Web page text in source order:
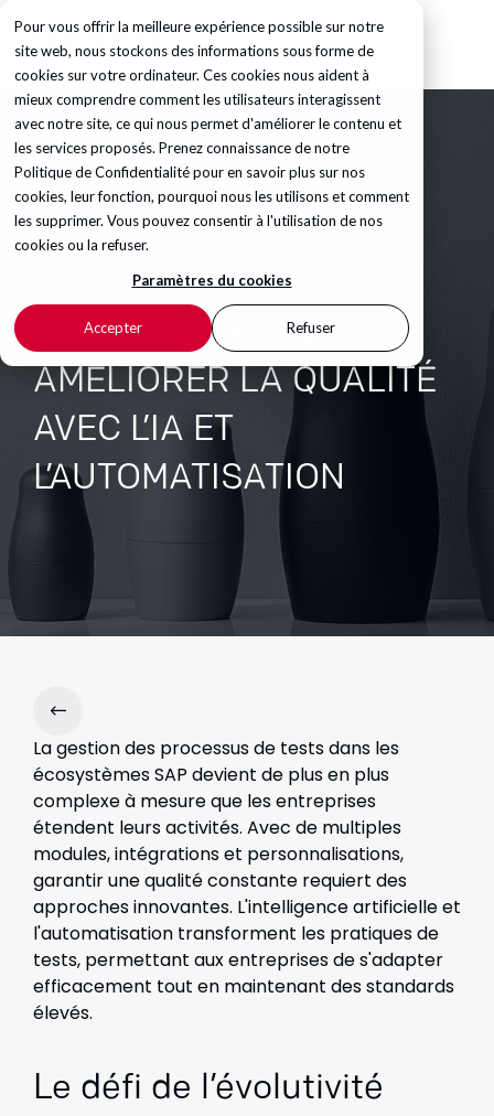
Pour vous offrir la meilleure expérience possible sur notre
site web, nous stockons des informations sous forme de
cookies sur votre ordinateur. Ces cookies nous aident à
mieux comprendre comment les utilisateurs interagissent
avec notre site, ce qui nous permet d'améliorer le contenu et
les services proposés. Prenez connaissance de notre
Politique de Confidentialitépour en savoir plus sur nos
cookies, leur fonction, pourquoi nous les utilisons et comment
les supprimer. Vous pouvez consentir à l'utilisation de nos
cookies ou la refuser.
Paramètres du cookies
Accepter Refuser
ÉVOLUTIVITÉ SAP :
AMÉLIORER LA QUALITÉ
AVEC L’IA ET
L’AUTOMATISATION
La gestion des processus de tests dans les
écosystèmes SAP devient de plus en plus
complexe à mesure que les entreprises
étendent leurs activités. Avec de multiples
modules, intégrations et personnalisations,
garantir une qualité constante requiert des
approches innovantes. L'intelligence artificielle et
l'automatisation transforment les pratiques de
tests, permettant aux entreprises de s'adapter
efficacement tout en maintenant des standards
élevés.
Le défi de l’évolutivité